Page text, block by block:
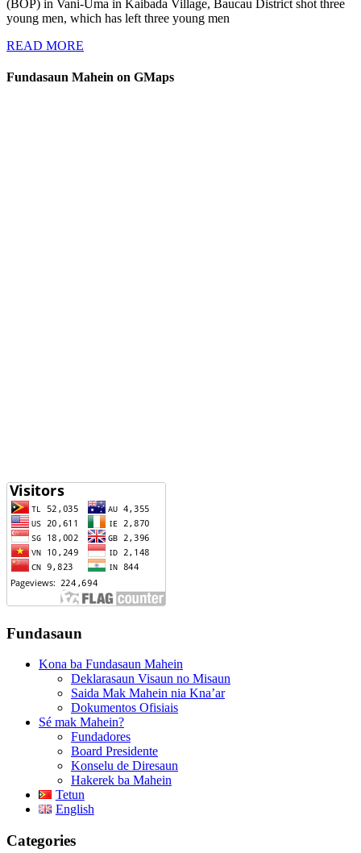
Again
Related
(BOP) in Vani-Uma in Kaibada Village, Baucau District shot three
young men, which has left three young men
READ MORE
Fundasaun Mahein on GMaps
Fundasaun
Kona ba Fundasaun Mahein
Deklarasaun Visaun no Misaun
Saida Mak Mahein nia Kna’ar
Dokumentos Ofisiais
Sé mak Mahein?
Fundadores
Board Presidente
Konselu de Diresaun
Hakerek ba Mahein
Tetun
English
Categories